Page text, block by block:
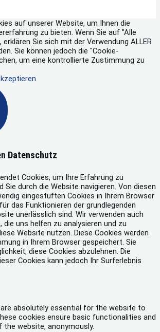
auf unserer Website, um Ihnen die
zu bieten. Wenn Sie auf "Alle
erklären Sie sich mit der Verwendung ALLER
Sie können jedoch die "Cookie-
um eine kontrollierte Zustimmung zu
Datenschutz
Cookies, um Ihre Erfahrung zu
Sie durch die Website navigieren. Von diesen
eingestuften Cookies in Ihrem Browser
das Funktionieren der grundlegenden
unerlässlich sind. Wir verwenden auch
die uns helfen zu analysieren und zu
Website nutzen. Diese Cookies werden
in Ihrem Browser gespeichert. Sie
diese Cookies abzulehnen. Die
Cookies kann jedoch Ihr Surferlebnis
absolutely essential for the website to
cookies ensure basic functionalities and
website, anonymously.